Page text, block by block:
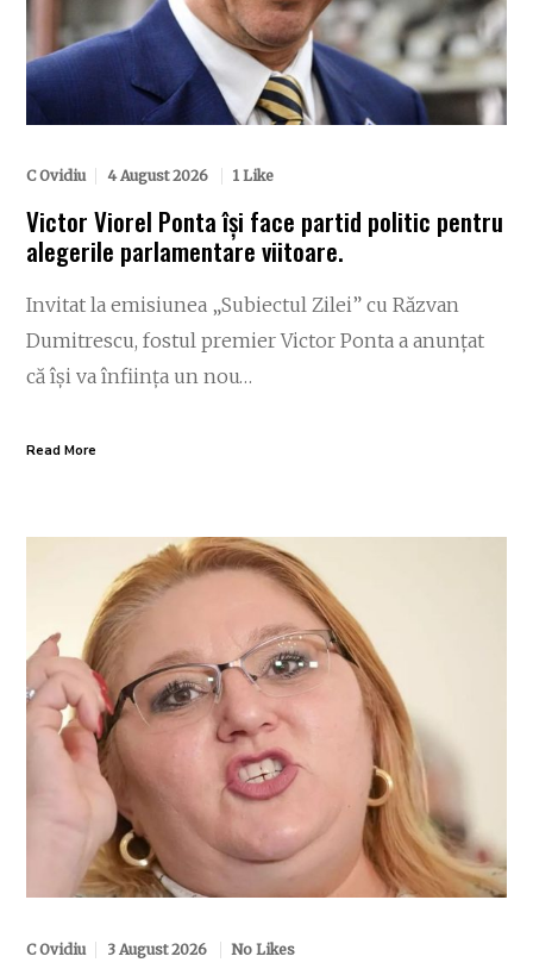
C Ovidiu 4 August 2026 1 Like
Victor Viorel Ponta își face partid politic pentru
alegerile parlamentare viitoare.
Invitat la emisiunea „Subiectul Zilei” cu Răzvan
Dumitrescu, fostul premier Victor Ponta a anunțat
că își va înființa un nou…
Read More
C Ovidiu 3 August 2026 No Likes